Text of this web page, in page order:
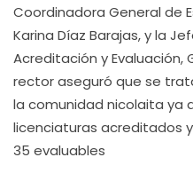
Coordinadora General de
Karina Díaz Barajas, y la
Acreditación y Evaluación,
rector aseguró que se
la comunidad nicolaita ya
licenciaturas acreditados
35 evaluables